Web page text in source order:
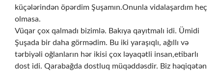
küçələrindən öpərdim Şuşamın.Onunla vidalaşardım heç
olmasa.
Vüqar çox qalmadı bizimlə. Bakıya qayıtmalı idi. Ümidi
Şuşada bir daha görmədim. Bu iki yaraşıqlı, ağıllı və
tərbiyəli oğlanların hər ikisi çox ləyaqətli insan,etibarlı
dost idi. Qarabağda dostluq müqəddəsdir. Biz həqiqətən